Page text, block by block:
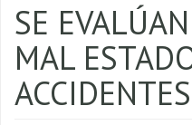
SE
MAL
ACCIDENTES